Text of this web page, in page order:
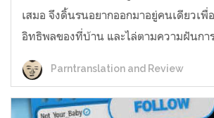
เสมอ จึงดิ้นรนอยากออกมาอยู่คนเดียวเพื่
อิทธิพลของที่บ้าน และไล่ตามความฝันกา
Parntranslation and Review